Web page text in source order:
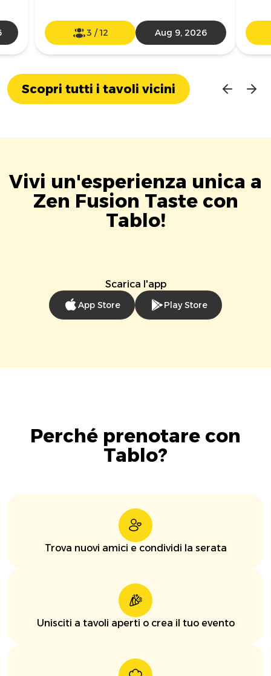
3 /12 Aug 9, 2026
Scopri tutti i tavoli vicini
Vivi un'esperienza unica a
Zen Fusion Taste con
Tablo!
Scarica l'app
App Store Play Store
Perché prenotare con
Tablo?
Trova nuovi amici e condividi la serata
Unisciti a tavoli aperti o crea il tuo evento